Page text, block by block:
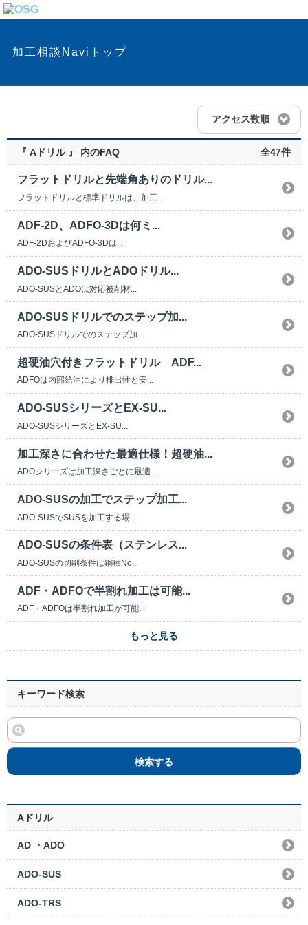
加工相談Naviトップ
アクセス数順
『 Aドリル 』 内のFAQ 全47件
フラットドリルと先端角ありのドリル...
フラットドリルと標準ドリルは、加工...
ADF-2D、ADFO-3Dは何ミ...
ADF-2DおよびADFO-3Dは...
ADO-SUSドリルとADOドリル...
ADO-SUSとADOは対応被削材...
ADO-SUSドリルでのステップ加...
ADO-SUSドリルでのステップ加...
超硬油穴付きフラットドリル ADF...
ADFOは内部給油により排出性と安...
ADO-SUSシリーズとEX-SU...
ADO-SUSシリーズとEX-SU...
加工深さに合わせた最適仕様！超硬油...
ADOシリーズは加工深さごとに最適...
ADO-SUSの加工でステップ加工...
ADO-SUSでSUSを加工する場...
ADO-SUSの条件表（ステンレス...
ADO-SUSの切削条件は鋼種No...
ADF・ADFOで半割れ加工は可能...
ADF・ADFOは半割れ加工が可能...
もっと見る
キーワード検索
検索する
Aドリル
AD ・ADO
ADO-SUS
ADO-TRS